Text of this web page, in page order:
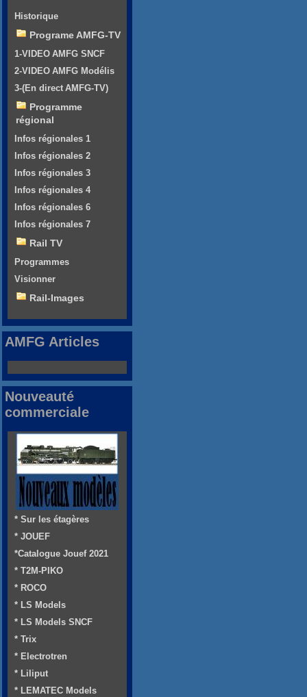
Historique
Programe AMFG-TV
1-VIDEO AMFG SNCF
2-VIDEO AMFG Modélis
3-(En direct AMFG-TV)
Programme
régional
Infos régionales 1
Infos régionales 2
Infos régionales 3
Infos régionales 4
Infos régionales 6
Infos régionales 7
Rail TV
Programmes
Visionner
Rail-Images
AMFG Articles
Nouveauté
commerciale
* Sur les étagères
* JOUEF
*Catalogue Jouef 2021
* T2M-PIKO
* ROCO
* LS Models
* LS Models SNCF
* Trix
* Electrotren
* Liliput
* LEMATEC Models